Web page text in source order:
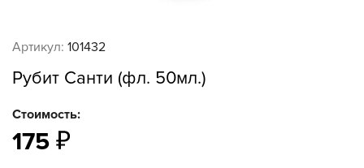
Артикул: 101432
Рубит Санти (фл. 50мл.)
Стоимость:
175